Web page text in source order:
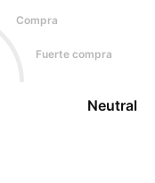
Compra
Fuerte compra
Neutral